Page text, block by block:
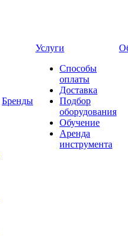
Бренды
Услуги
Способы
оплаты
Доставка
Подбор
оборудования
Обучение
Аренда
инструмента